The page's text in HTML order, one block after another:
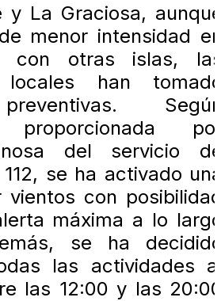
y La Graciosa,
menor intensidad
con otras islas,
locales han
proporcionada
del servicio
se ha activado
vientos con
máxima a lo
se ha
las actividades
las 12:00 y las